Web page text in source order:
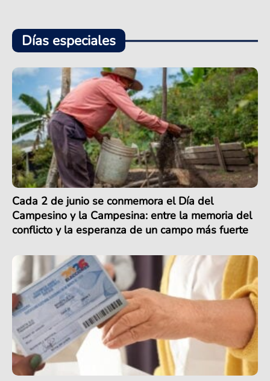
Días especiales
Cada 2 de junio se conmemora el Día del
Campesino y la Campesina: entre la memoria del
conflicto y la esperanza de un campo más fuerte